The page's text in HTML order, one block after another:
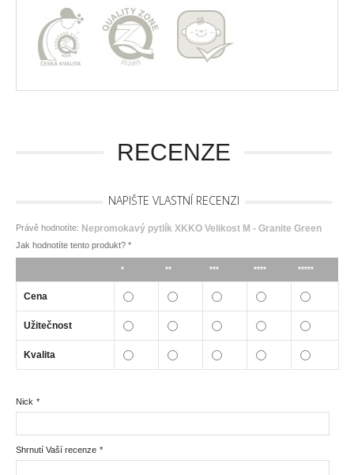
RECENZE
NAPIŠTE VLASTNÍ RECENZI
Právě hodnotíte: Nepromokavý pytlík XKKO Velikost M - Granite Green
Jak hodnotíte tento produkt? *
* ** *** **** *****
Cena
Užitečnost
Kvalita
*
Nick
*
Shrnutí Vaší recenze